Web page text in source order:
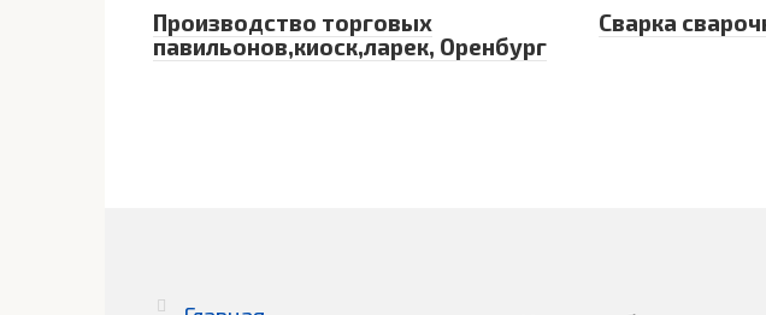
Производство торговых
павильонов,киоск,ларек, Оренбург
Сварка